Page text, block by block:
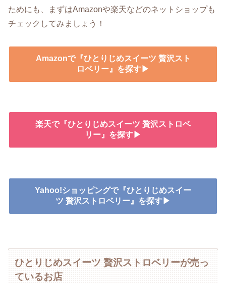
ためにも、まずはAmazonや楽天などのネットショップも
チェックしてみましょう！
Amazonで『ひとりじめスイーツ 贅沢スト
ロベリー』を探す▶
楽天で『ひとりじめスイーツ 贅沢ストロベ
リー』を探す▶
Yahoo!ショッピングで『ひとりじめスイー
ツ 贅沢ストロベリー』を探す▶
ひとりじめスイーツ 贅沢ストロベリーが売っ
ているお店